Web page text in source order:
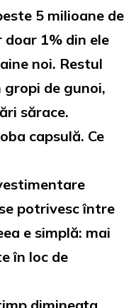
5 milioane de
1% din ele
noi. Restul
de gunoi,
sărace.
capsulă. Ce
potrivesc între
e simplă: mai
în loc de